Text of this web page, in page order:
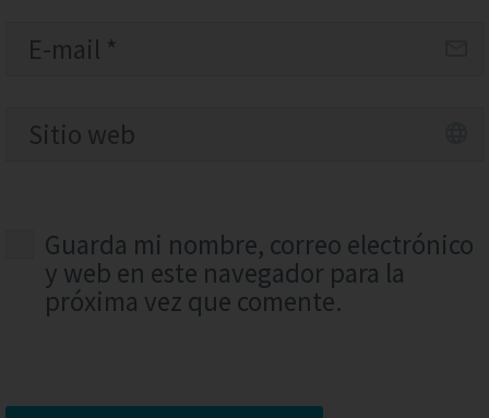
Guarda mi nombre, correo electrónico
y web en este navegador para la
próxima vez que comente.